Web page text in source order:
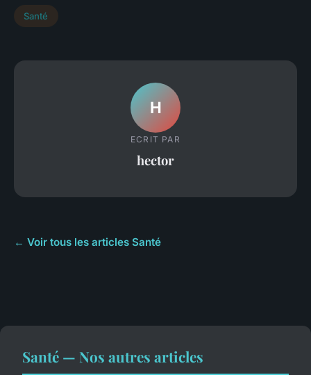
Santé
H
ECRIT PAR
hector
← Voir tous les articles Santé
Santé — Nos autres articles